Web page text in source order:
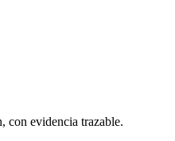
con evidencia trazable.